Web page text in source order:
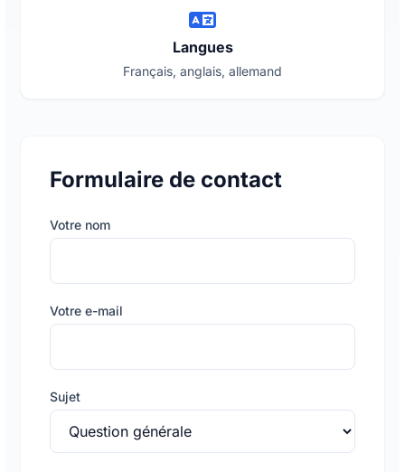
Langues
Français, anglais, allemand
Formulaire de contact
Votre nom
Votre e-mail
Sujet